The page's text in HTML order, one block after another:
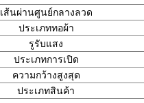
เส้นผ่านศูนย์กลางลวด
ประเภททอผ้า
รูรับแสง
ประเภทการเปิด
ความกว้างสูงสุด
ประเภทสินค้า